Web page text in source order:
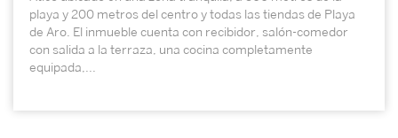
playa y 200 metros del centro y todas las tiendas de Playa
de Aro. El inmueble cuenta con recibidor, salón-comedor
con salida a la terraza, una cocina completamente
equipada,...